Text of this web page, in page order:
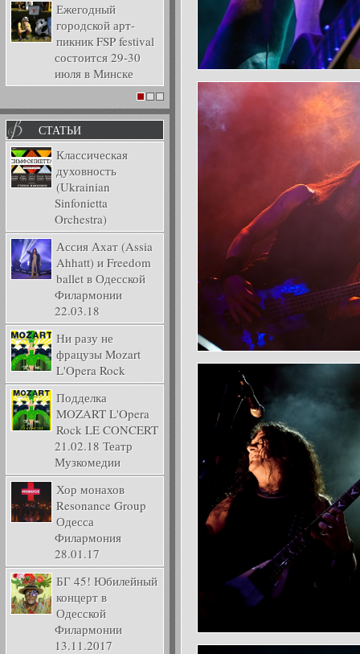
Ежегодный
городской арт-
пикник FSP festival
состоится 29-30
июля в Минске
СТАТЬИ
Классическая
духовность
(Ukrainian
Sinfonietta
Orchestra)
Ассия Ахат (Assia
Ahhatt) и Freedom
ballet в Одесской
Филармонии
22.03.18
Ни разу не
фрацузы Mozart
L'Opera Rock
Подделка
MOZART L'Opera
Rock LE CONCERT
21.02.18 Театр
Музкомедии
Хор монахов
Resonance Group
Одесса
Филармония
28.01.17
БГ 45! Юбилейный
концерт в
Одесской
Филармонии
13.11.2017